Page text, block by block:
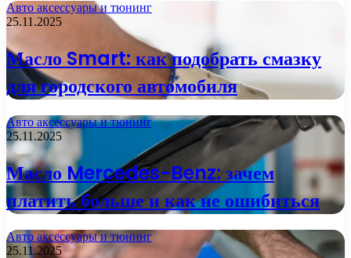
Авто аксессуары и тюнинг
25.11.2025
Масло Smart: как подобрать смазку
для городского автомобиля
Авто аксессуары и тюнинг
25.11.2025
Масло Mercedes-Benz: зачем
платить больше и как не ошибиться
Авто аксессуары и тюнинг
25.11.2025